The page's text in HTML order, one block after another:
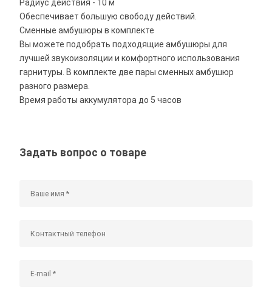
Радиус действия - 10 м
Обеспечивает большую свободу действий.
Сменные амбушюры в комплекте
Вы можете подобрать подходящие амбушюры для
лучшей звукоизоляции и комфортного использования
гарнитуры. В комплекте две пары сменных амбушюр
разного размера.
Время работы аккумулятора до 5 часов
Задать вопрос о товаре